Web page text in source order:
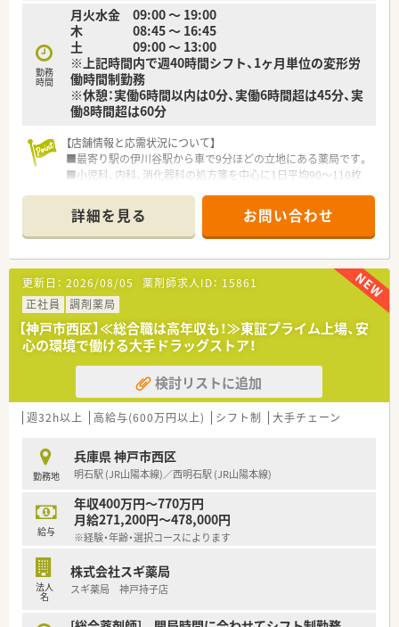
勤務
時間
月火水金 09:00 ～ 19:00
木 08:45 ～ 16:45
土 09:00 ～ 13:00
※上記時間内で週40時間シフト、1ヶ月単位の変形労
働時間制勤務
※休憩：実働6時間以内は0分、実働6時間超は45分、実
働8時間超は60分
【店舗情報と応需状況について】
■最寄り駅の伊川谷駅から車で9分ほどの立地にある薬局です。
■小児科、内科、消化器科の処方箋を中心に1日平均90～110枚
■薬剤師は3～4名体制で、落ち着いて患者様対応ができる環境
が整っています。
【法人特徴について】
■兵庫県下に34店舗を展開し、多くが三宮から60分圏内の地域
密着型薬局です。
■「患者様に喜んでもらいたい」という理念のもと、患者様目線
を大切にしています。
■無借金経営を続けており、安心して長く就業できる安定した経
営基盤があります。
【職場環境と雰囲気】
■処方箋枚数に対して薬剤師を手厚く配置し、一人ひとりに向き
合える環境です。
ス良く配置されています。
■数字だけでなく日々のプロセスも評価する、アットホームで温
かい社風が特徴です。
【こんな方が活躍中】
■産休・育休からの復帰率が100％で、多くのママさん薬剤師が
活躍されています。
厚く支援しています。
■患者様のために何ができるかを常に考え、ホスピタリティ高く
詳細を見る お問い合わせ
更新日： 2026/08/05 薬剤師求人ID： 15861
正社員
調剤薬局
【神戸市西区】≪総合職は高年収も！≫東証プライム上場、安
心の環境で働ける大手ドラッグストア！
検討リストに追加
週32h以上 高給与(600万円以上) シフト制 大手チェーン
勤務地
兵庫県 神戸市西区
明石駅 (JR山陽本線)／西明石駅 (JR山陽本線)
給与
年収400万円～770万円
月給271,200円～478,000円
※経験・年齢・選択コースによります
法人
名
株式会社スギ薬局
スギ薬局 神戸持子店